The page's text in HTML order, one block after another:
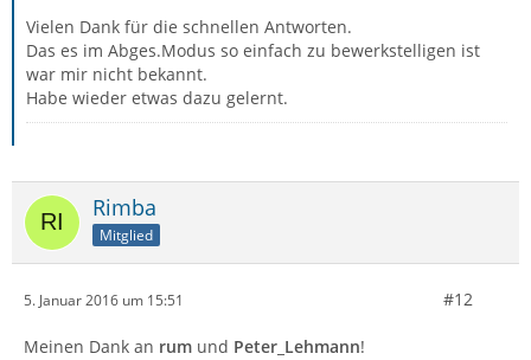
Vielen Dank für die schnellen Antworten.
Das es im Abges.Modus so einfach zu bewerkstelligen ist
war mir nicht bekannt.
Habe wieder etwas dazu gelernt.
Rimba
Mitglied
5. Januar 2016 um 15:51 #12
Meinen Dank an rum und Peter_Lehmann!